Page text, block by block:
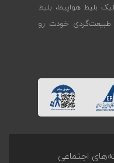
بلیط هواپیما، بلیط
طبیعت‌گردی خودت رو
اجتماعی